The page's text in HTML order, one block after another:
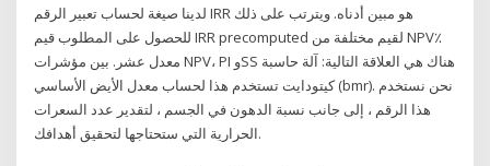
لدينا صيغة لحساب تعبير الرقم IRR هو مبين أدناه. ويترتب على ذلك
للحصول على المطلوب قيم IRR precomputed لقيم مختلفة من NPV٪
معدل عشر. بين مؤشرات NPV، PI وSS هناك هي العلاقة التالية: آلة حاسبة
كيتودايت تستخدم هذا لحساب معدل الأيض الأساسي (bmr). نحن نستخدم
هذا الرقم ، إلى جانب نسبة الدهون في الجسم ، لتقدير عدد السعرات
الحرارية التي ستحتاجها لتحقيق أهدافك.